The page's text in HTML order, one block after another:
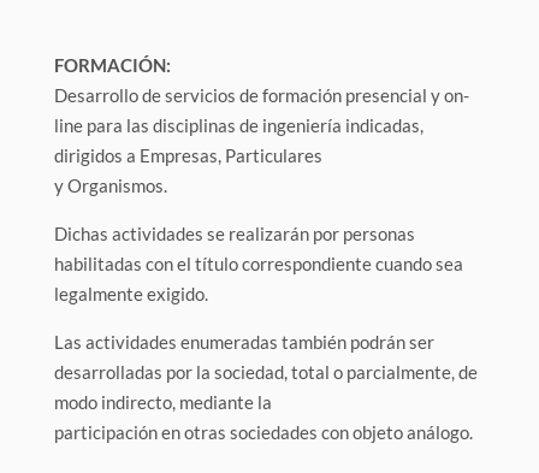
FORMACIÓN:
Desarrollo de servicios de formación presencial y on-
line para las disciplinas de ingeniería indicadas,
dirigidos a Empresas, Particulares
y Organismos.
Dichas actividades se realizarán por personas
habilitadas con el título correspondiente cuando sea
legalmente exigido.
Las actividades enumeradas también podrán ser
desarrolladas por la sociedad, total o parcialmente, de
modo indirecto, mediante la
participación en otras sociedades con objeto análogo.